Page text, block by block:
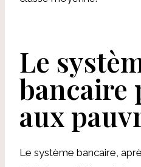
Le
bancaire
aux
Le système bancaire,